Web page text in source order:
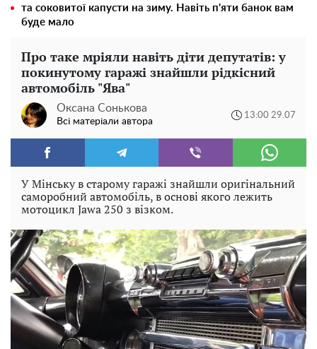
та соковитої капусти на зиму. Навіть п'яти банок вам
буде мало
Про таке мріяли навіть діти депутатів: у
покинутому гаражі знайшли рідкісний
автомобіль "Ява"
Оксана Сонькова
Всі матеріали автора
13:00 29.07
У Мінську в старому гаражі знайшли оригінальний
саморобний автомобіль, в основі якого лежить
мотоцикл Jawa 250 з візком.